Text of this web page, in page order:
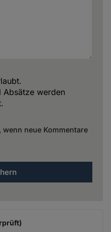
Absätze werden
neue Kommentare